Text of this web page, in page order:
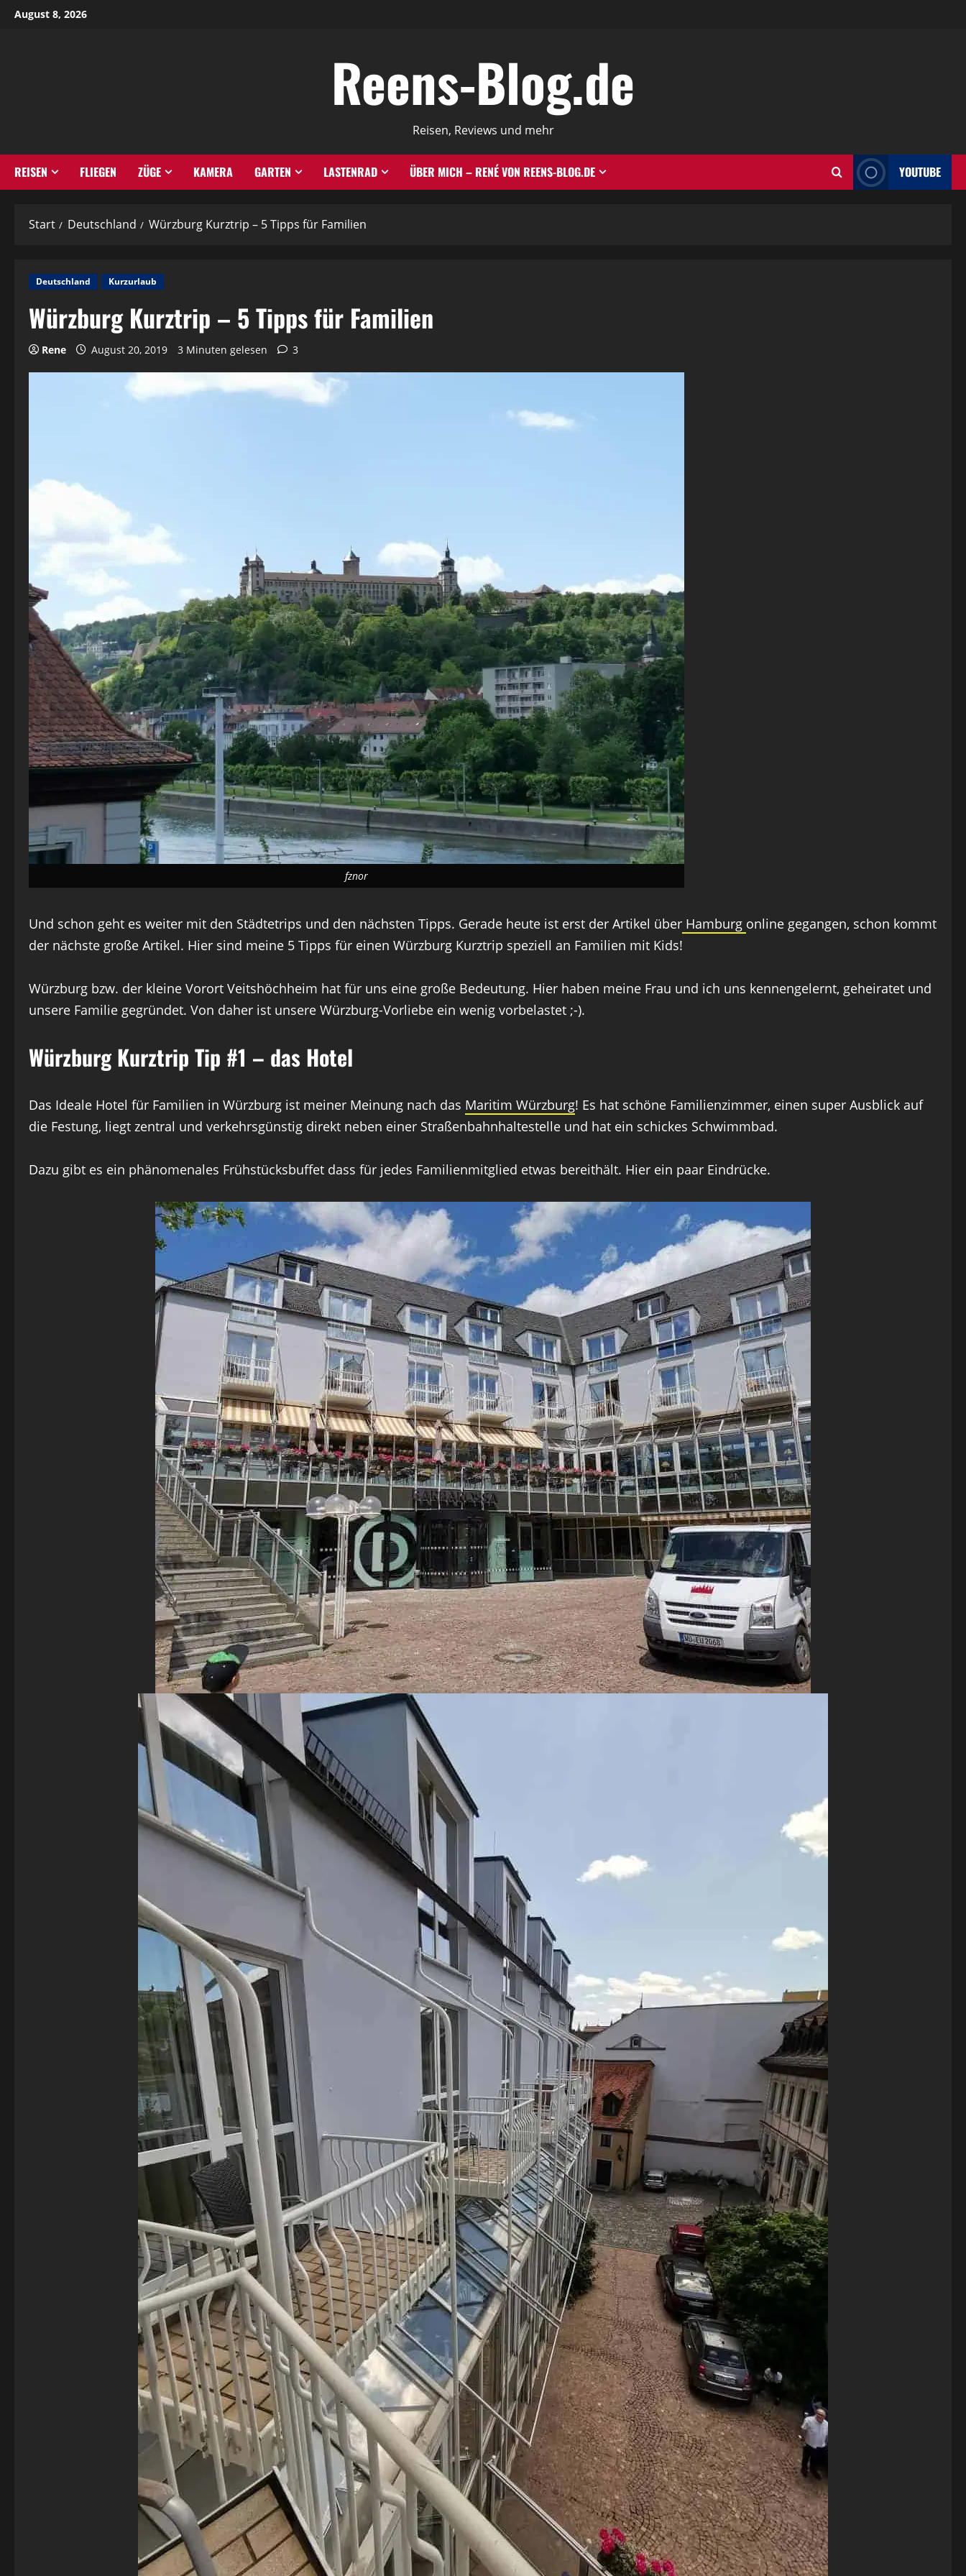
ZumAugust 8, 2026
Reens-Blog.de
Reisen, Reviews und mehr
REISEN FLIEGEN ZÜGE KAMERA GARTEN LASTENRAD ÜBER MICH – RENÉ VON REENS-BLOG.DE YOUTUBE
Start Deutschland Würzburg Kurztrip – 5 Tipps für Familien
Deutschland Kurzurlaub
Würzburg Kurztrip – 5 Tipps für Familien
Rene August 20, 2019 3 Minuten gelesen 3
fznor
Und schon geht es weiter mit den Städtetrips und den nächsten Tipps. Gerade heute ist erst der Artikel über Hamburg online gegangen, schon kommt
der nächste große Artikel. Hier sind meine 5 Tipps für einen Würzburg Kurztrip speziell an Familien mit Kids!
Würzburg bzw. der kleine Vorort Veitshöchheim hat für uns eine große Bedeutung. Hier haben meine Frau und ich uns kennengelernt, geheiratet und
unsere Familie gegründet. Von daher ist unsere Würzburg-Vorliebe ein wenig vorbelastet ;-).
Würzburg Kurztrip Tip #1 – das Hotel
Das Ideale Hotel für Familien in Würzburg ist meiner Meinung nach das Maritim Würzburg! Es hat schöne Familienzimmer, einen super Ausblick auf
die Festung, liegt zentral und verkehrsgünstig direkt neben einer Straßenbahnhaltestelle und hat ein schickes Schwimmbad.
Dazu gibt es ein phänomenales Frühstücksbuffet dass für jedes Familienmitglied etwas bereithält. Hier ein paar Eindrücke.